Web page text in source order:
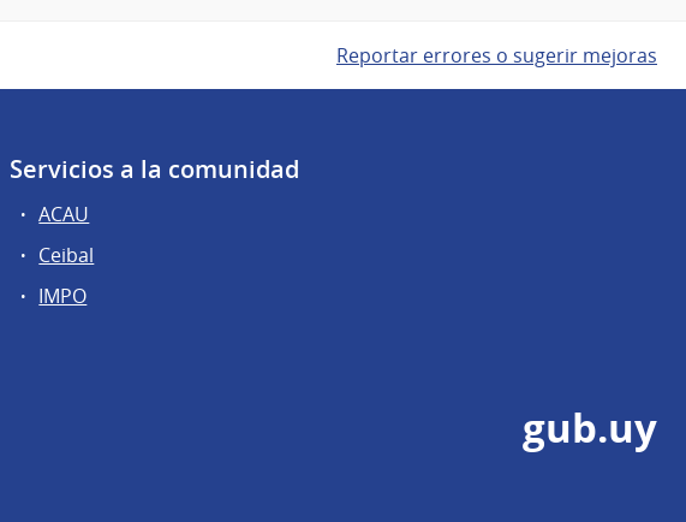
Reportar errores o sugerir mejoras
Servicios a la comunidad
ACAU
Ceibal
IMPO
gub.uy